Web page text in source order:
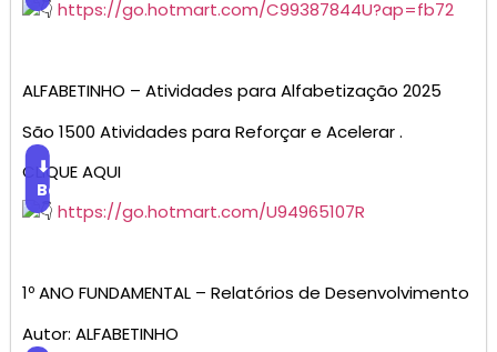
https://go.hotmart.com/C99387844U?ap=fb72
ALFABETINHO – Atividades para Alfabetização 2025
São 1500 Atividades para Reforçar e Acelerar .
CLIQUE AQUI
⬇
Baixar
https://go.hotmart.com/U94965107R
1º ANO FUNDAMENTAL – Relatórios de Desenvolvimento
Autor: ALFABETINHO